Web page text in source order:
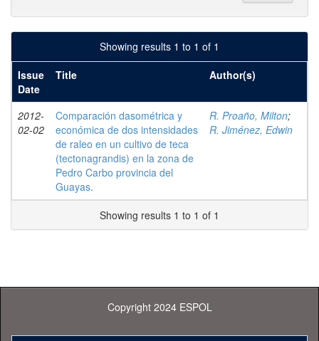
Showing results 1 to 1 of 1
Issue
Date
Title Author(s)
2012-
02-02
Comparación dasométrica y
económica de dos intensidades
de raleo en un cultivo de teca
(tectonagrandis) en la zona de
Pedro Carbo provincia del
Guayas.
R. Proaño, Milton;
R. Jiménez, Edwin
Showing results 1 to 1 of 1
Copyright 2024 ESPOL